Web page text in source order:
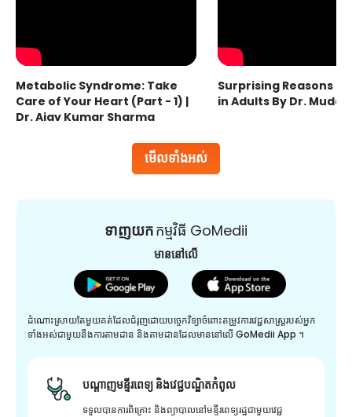
មើលទាំងអស់
Metabolic Syndrome: Take
Care of Your Heart (Part - 1) |
Dr. Ajay Kumar Sharma
Surprising Reasons
in Adults By Dr.
ទាញយកកម្មវិធី GoMedii
មាននៅលើ
ដំណោះស្រាយតែមួយគត់ដែលជំរុញដោយបច្ចេកវិទ្យាចំពោះតម្រូវការវេជ្ជសាស្រ្តរបស់អ្នក
ទាំងអស់ជាមួយនឹងការតាមដាន និងតាមដានដែលមាននៅលើ GoMedii App ។
បណ្តាញមន្ទីរពេទ្យ និងវេជ្ជបណ្ឌិតកំពូល
ទទួលបានការពិគ្រោះ និងព្យាបាលនៅមន្ទីរពេទ្យរដ្ឋជាមួយវេជ្ជ